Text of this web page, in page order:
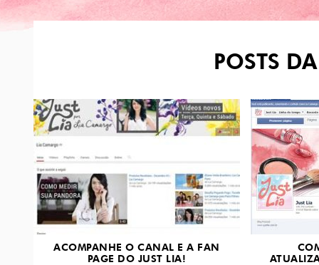
POSTS
ACOMPANHE O CANAL E A FAN
PAGE DO JUST LIA!